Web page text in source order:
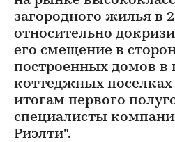
загородного жилья в
относительно
его смещение в
построенных домов в
коттеджных
итогам первого
специалисты
Риэлти".